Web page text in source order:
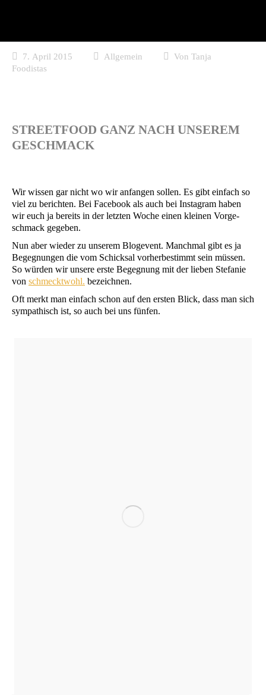
7. April 2015 Allgemein Von Tanja
Foodistas
STREETFOOD GANZ NACH UNSEREM
GESCHMACK
Wir wis­sen gar nicht wo wir anfan­gen sol­len. Es gibt ein­fach so
viel zu berich­ten. Bei Face­book als auch bei Insta­gram haben
wir euch ja bereits in der letz­ten Woche einen klei­nen Vor­ge­
schmack gegeben.
Nun aber wie­der zu unse­rem Bloge­vent. Manch­mal gibt es ja
Begeg­nun­gen die vom Schick­sal vor­her­be­stimmt sein müs­sen.
So wür­den wir unse­re ers­te Begeg­nung mit der lie­ben Ste­fa­nie
von schmeckt­wohl. bezeichnen.
Oft merkt man ein­fach schon auf den ers­ten Blick, dass man sich
sym­pa­thisch ist, so auch bei uns fünfen.